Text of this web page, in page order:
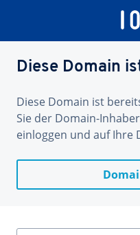
Diese Domain
Diese Domain ist
Sie der Domain-
einloggen und auf Ihre